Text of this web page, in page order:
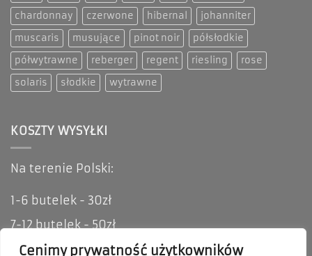
Cenimy prywatność użytkowników
chardonnay
czerwone hibernal
johanniter
muscaris
musujące pinot noir
półsłodkie
półwytrawne
reberger regent riesling
rose
solaris
słodkie wytrawne
KOSZTY WYSYŁKI
Na terenie Polski:
1-6 butelek - 30zł
7-12 butelek - 50zł
Oferujemy możliwość odbioru osobistego i